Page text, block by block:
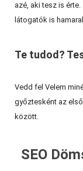
azé, aki tesz is
látogatók is
Te tudod?
Vedd fel Velem
győztesként az
között.
SEO